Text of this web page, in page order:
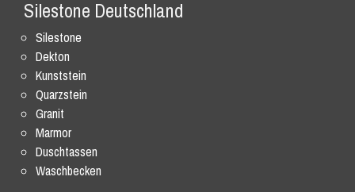
Silestone Deutschland
Silestone
Dekton
Kunststein
Quarzstein
Granit
Marmor
Duschtassen
Waschbecken